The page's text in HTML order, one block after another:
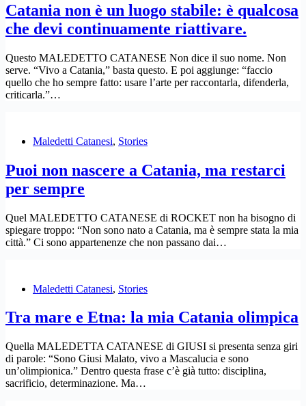
Catania non è un luogo stabile: è qualcosa
che devi continuamente riattivare.
Questo MALEDETTO CATANESE Non dice il suo nome. Non
serve. “Vivo a Catania,” basta questo. E poi aggiunge: “faccio
quello che ho sempre fatto: usare l’arte per raccontarla, difenderla,
criticarla.”…
Maledetti Catanesi, Stories
Puoi non nascere a Catania, ma restarci
per sempre
Quel MALEDETTO CATANESE di ROCKET non ha bisogno di
spiegare troppo: “Non sono nato a Catania, ma è sempre stata la mia
città.” Ci sono appartenenze che non passano dai…
Maledetti Catanesi, Stories
Tra mare e Etna: la mia Catania olimpica
Quella MALEDETTA CATANESE di GIUSI si presenta senza giri
di parole: “Sono Giusi Malato, vivo a Mascalucia e sono
un’olimpionica.” Dentro questa frase c’è già tutto: disciplina,
sacrificio, determinazione. Ma…